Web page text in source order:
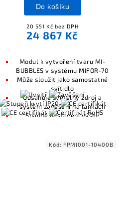
20 551 Kč bez DPH
24 867 Kč
Do košíku
Modul k vytvoření tvaru MI-
BUBBLES v systému MIFOR-70
Může sloužit jako samostatné
svítidlo
Obsahuje světelný zdroj a
systém zavěšení na lankách
Snadné nastavení výšky
osvětlení včetně Casambi
Kód: FPMI001-10400B